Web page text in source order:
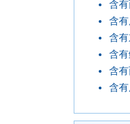
含
含
含
含
含
含